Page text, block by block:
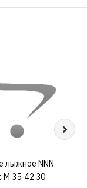
лыжное NNN
M 35-42 30